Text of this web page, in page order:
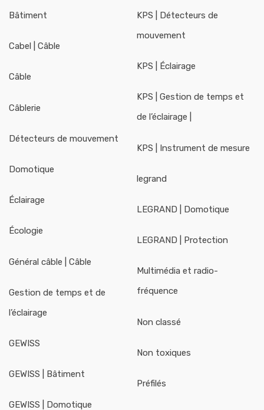
Bâtiment
Cabel | Câble
Câble
Câblerie
Détecteurs de mouvement
Domotique
Éclairage
Écologie
Général câble | Câble
Gestion de temps et de
l’éclairage
GEWISS
GEWISS | Bâtiment
GEWISS | Domotique
KPS | Détecteurs de
mouvement
KPS | Éclairage
KPS | Gestion de temps et
de l’éclairage |
KPS | Instrument de mesure
legrand
LEGRAND | Domotique
LEGRAND | Protection
Multimédia et radio-
fréquence
Non classé
Non toxiques
Préfilés